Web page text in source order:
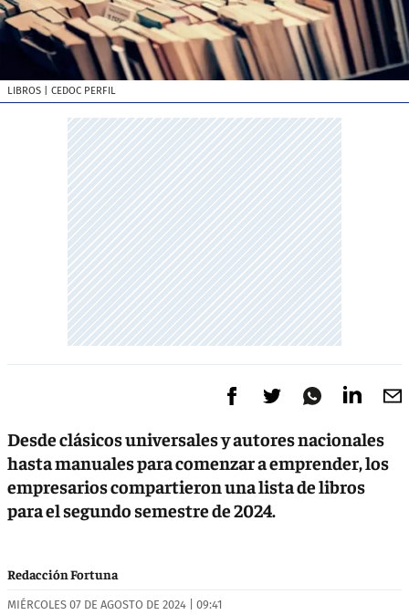
LIBROS | CEDOC PERFIL
Desde clásicos universales y autores nacionales
hasta manuales para comenzar a emprender, los
empresarios compartieron una lista de libros
para el segundo semestre de 2024.
Redacción Fortuna
MIÉRCOLES 07 DE AGOSTO DE 2024 | 09:41